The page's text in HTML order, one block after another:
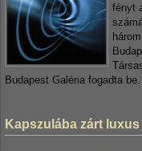
fényt
Budapest Galéria fogadta be.
Kapszulába zárt